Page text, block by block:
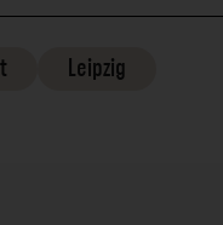
Leipzig